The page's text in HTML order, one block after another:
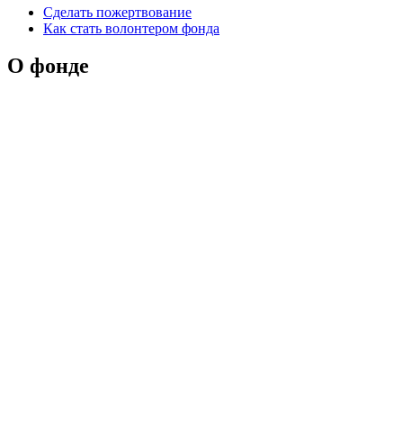
Сделать пожертвование
Как стать волонтером фонда
О фонде